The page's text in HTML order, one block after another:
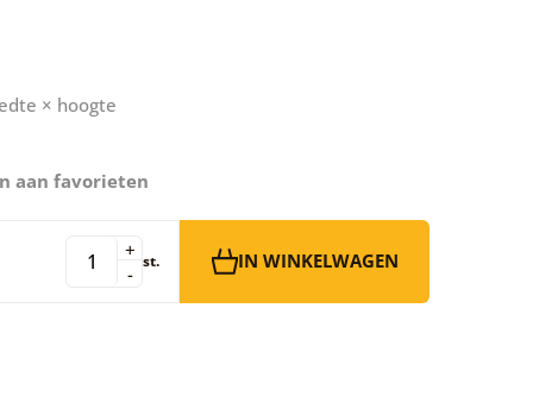
× hoogte
aan favorieten
-
+ st. IN WINKELWAGEN